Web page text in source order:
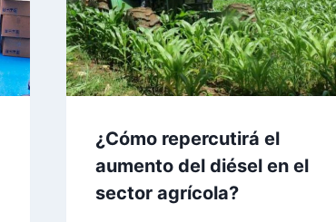
¿Cómo repercutirá el
aumento del diésel en el
sector agrícola?